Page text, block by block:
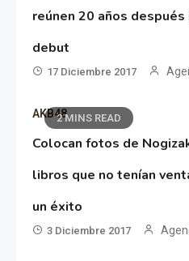
reúnen 20 años
debut
17 Diciembre 2017
2 MINS READ
AKB48
Colocan fotos de
libros que no tenían
un éxito
3 Diciembre 2017